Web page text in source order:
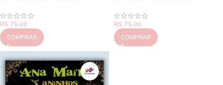
R$ 75,00
COMPRAR
R$ 75,00
COMPRAR